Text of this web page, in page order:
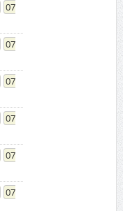
07
07
07
07
07
07